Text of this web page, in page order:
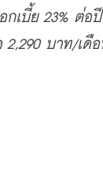
กเบี้ย 23% ต่
2,290 บาท/เ